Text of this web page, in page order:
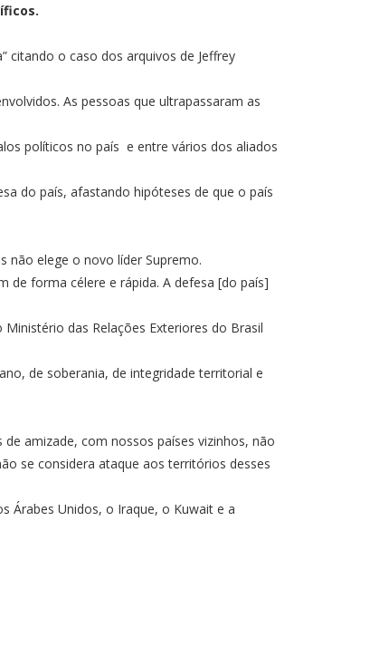
citando o caso dos arquivos de Jeffrey
As pessoas que ultrapassaram as
políticos no país e entre vários dos aliados
do país, afastando hipóteses de que o país
não elege o novo líder Supremo.
de forma célere e rápida. A defesa [do país]
das Relações Exteriores do Brasil
de soberania, de integridade territorial e
amizade, com nossos países vizinhos, não
se considera ataque aos territórios desses
Árabes Unidos, o Iraque, o Kuwait e a